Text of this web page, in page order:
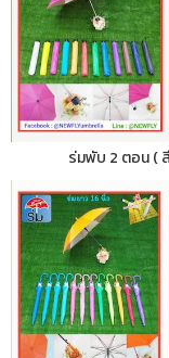
ร่มพับ 2 ตอน (